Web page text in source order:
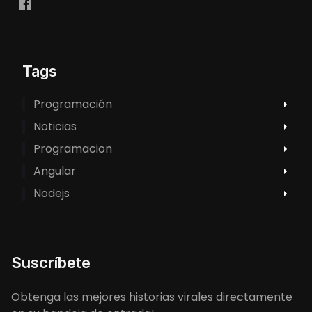
Tags
Programación
Noticias
Programacion
Angular
Nodejs
Suscríbete
Obtenga las mejores historias virales directamente